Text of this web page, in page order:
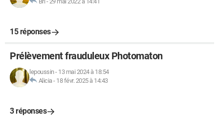
15 réponses
Prélèvement frauduleux Photomaton
lepoussin- 13 mai 2024 à 18:54
Alicia- 18 févr. 2025 à 14:43
3 réponses